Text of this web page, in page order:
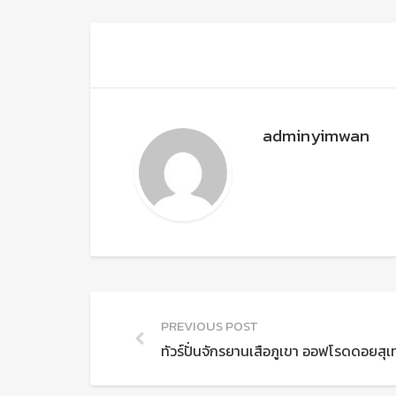
adminyimwan
PREVIOUS POST
ทัวร์ปั่นจักรยานเสือภูเขา ออฟโรดดอยสุ